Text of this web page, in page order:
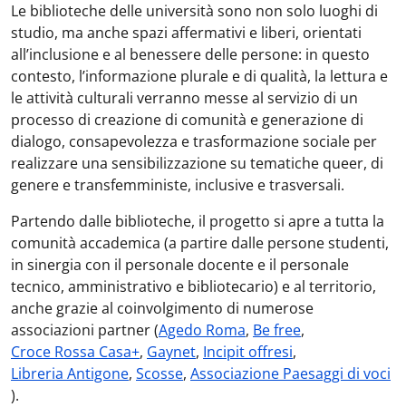
Le biblioteche delle università sono non solo luoghi di
studio, ma anche spazi affermativi e liberi, orientati
all’inclusione e al benessere delle persone: in questo
contesto, l’informazione plurale e di qualità, la lettura e
le attività culturali verranno messe al servizio di un
processo di creazione di comunità e generazione di
dialogo, consapevolezza e trasformazione sociale per
realizzare una sensibilizzazione su tematiche queer, di
genere e transfemministe, inclusive e trasversali.
Partendo dalle biblioteche, il progetto si apre a tutta la
comunità accademica (a partire dalle persone studenti,
in sinergia con il personale docente e il personale
tecnico, amministrativo e bibliotecario) e al territorio,
anche grazie al coinvolgimento di numerose
associazioni partner (Agedo Roma, Be free,
Croce Rossa Casa+, Gaynet, Incipit offresi,
Libreria Antigone, Scosse, Associazione Paesaggi di voci
).